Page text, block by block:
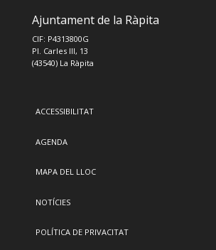
Ajuntament de la Ràpita
CIF: P4313800G
Pl. Carles III, 13
(43540) La Ràpita
ACCESSIBILITAT
AGENDA
MAPA DEL LLOC
NOTÍCIES
POLÍTICA DE PRIVACITAT